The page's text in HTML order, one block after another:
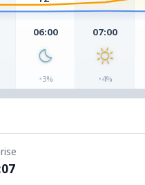
06:00
◔3%
07:00
◔4%